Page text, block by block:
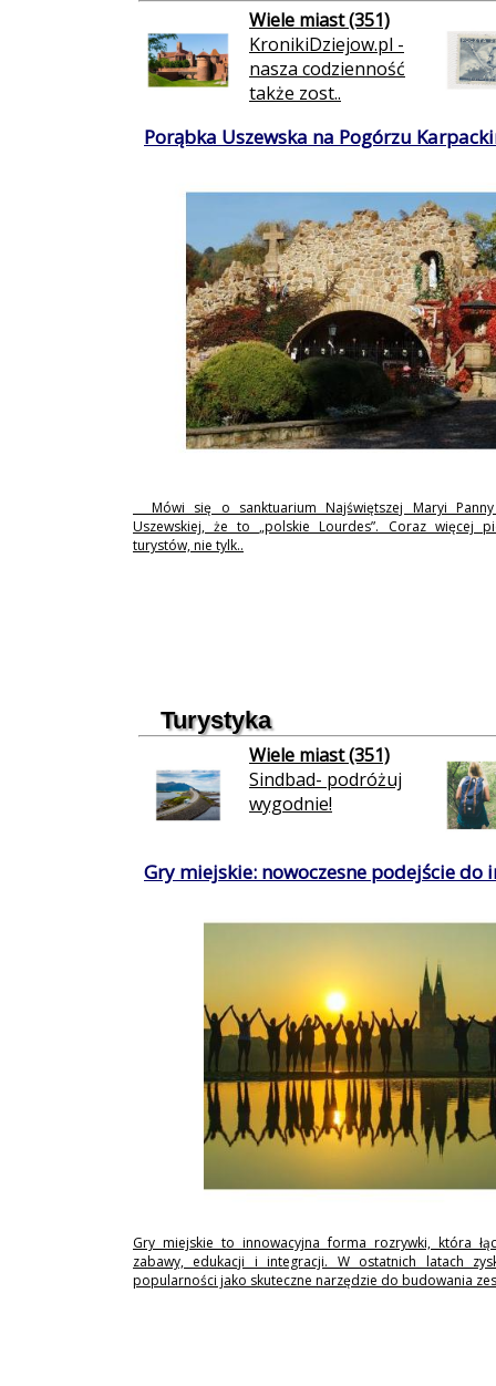
Wiele miast (351)
KronikiDziejow.pl -
nasza codzienność
także zost..
Porąbka Uszewska na Pogórzu
Mówi się o sanktuarium Najświętszej Maryi
Uszewskiej, że to „polskie Lourdes”. Coraz więcej
turystów, nie tylk..
Turystyka
Wiele miast (351)
Sindbad- podróżuj
wygodnie!
Gry miejskie: nowoczesne podejście do
Gry miejskie to innowacyjna forma rozrywki, która
zabawy, edukacji i integracji. W ostatnich latach
popularności jako skuteczne narzędzie do budowania